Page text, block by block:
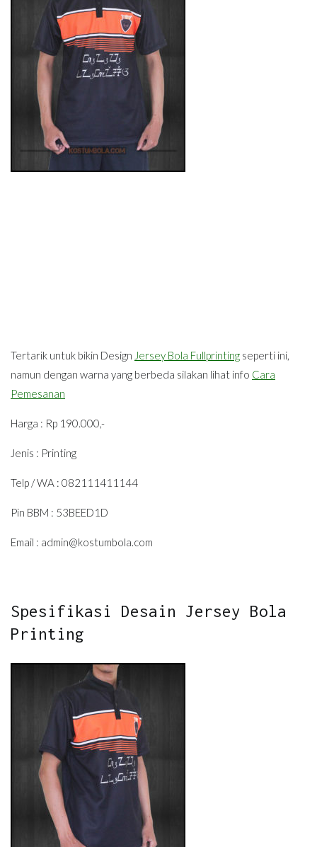
Tertarik untuk bikin Design Jersey Bola Fullprinting seperti ini,
namun dengan warna yang berbeda silakan lihat info Cara
Pemesanan
Harga : Rp 190.000,-
Jenis : Printing
Telp / WA : 082111411144
Pin BBM : 53BEED1D
Email : admin@kostumbola.com
Spesifikasi Desain Jersey Bola
Printing